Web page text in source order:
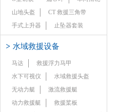
山地头盔
CT 救援三角带
手式上升器
止坠器套装
> 水域救援设备
马达
救援浮力马甲
水下可视仪
水域救援头盔
无动力艇
激流救援艇
动力救援艇
救援桨板